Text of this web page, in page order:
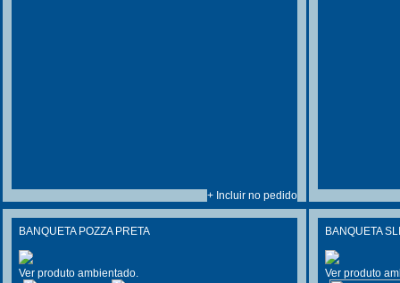
+ Incluir no pedido
BANQUETA POZZA PRETA
Ver produto ambientado.
BANQUETA
Ver produto